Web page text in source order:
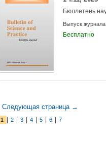
Бюллетень
Выпуск журнала
Бесплатно
Следующая страница →
1 2 3 4 5 6 7